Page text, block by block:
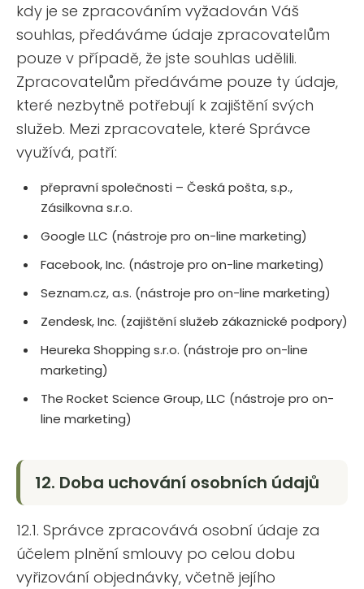
kdy je se zpracováním vyžadován Váš
souhlas, předáváme údaje zpracovatelům
pouze v případě, že jste souhlas udělili.
Zpracovatelům předáváme pouze ty údaje,
které nezbytně potřebují k zajištění svých
služeb. Mezi zpracovatele, které Správce
využívá, patří:
přepravní společnosti – Česká pošta, s.p.,
Zásilkovna s.r.o.
Google LLC (nástroje pro on-line marketing)
Facebook, Inc. (nástroje pro on-line marketing)
Seznam.cz, a.s. (nástroje pro on-line marketing)
Zendesk, Inc. (zajištění služeb zákaznické podpory)
Heureka Shopping s.r.o. (nástroje pro on-line
marketing)
The Rocket Science Group, LLC (nástroje pro on-
line marketing)
12. Doba uchování osobních údajů
12.1. Správce zpracovává osobní údaje za
účelem plnění smlouvy po celou dobu
vyřizování objednávky, včetně jejího